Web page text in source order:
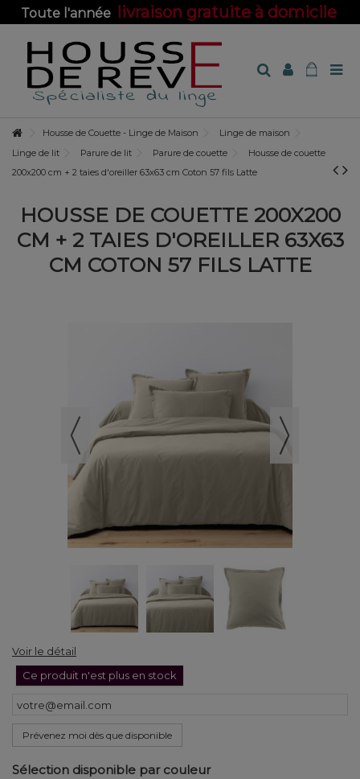
Toute l'année livraison gratuite à domicile
Housse de Couette - Linge de Maison
Linge de maison
Linge de lit
Parure de lit Parure de couette
Housse de couette
200x200 cm + 2 taies d'oreiller 63x63 cm Coton 57 fils Latte
HOUSSE DE COUETTE 200X200
CM + 2 TAIES D'OREILLER 63X63
CM COTON 57 FILS LATTE
Voir le détail
Ce produit n'est plus en stock
Prévenez moi dès que disponible
Sélection disponible par couleur